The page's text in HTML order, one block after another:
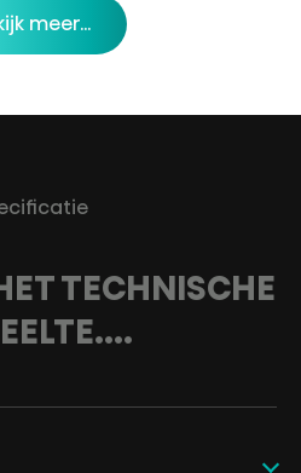
meer...
TECHNISCHE